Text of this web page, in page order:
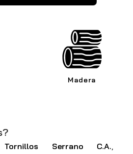
Madera
Tornillos Serrano C.A.,